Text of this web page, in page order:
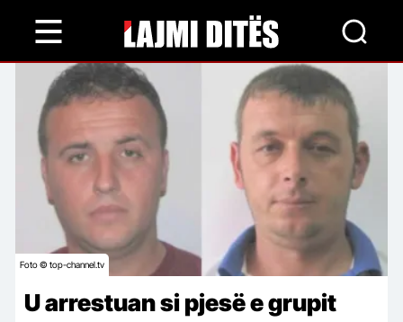
content
Foto © top-channel.tv
U arrestuan si pjesë e grupit